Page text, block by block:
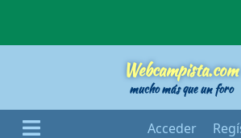
Webcampista.com
mucho más que un foro
Acceder